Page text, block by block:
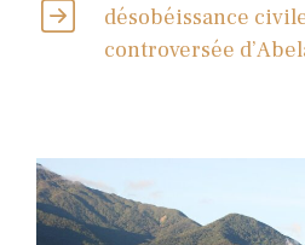
désobéissance
controversée